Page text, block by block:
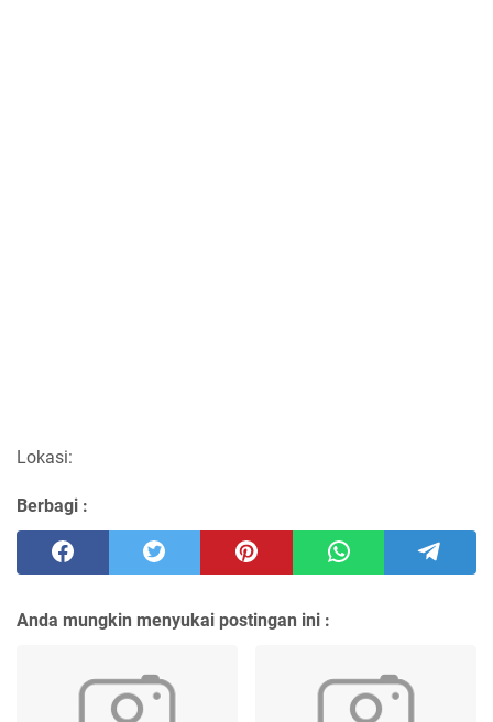
Lokasi:
Berbagi :
Anda mungkin menyukai postingan ini :